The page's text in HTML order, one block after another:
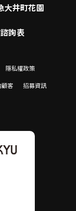
大井町花園
詢表
隱私權政策
客 招募資訊